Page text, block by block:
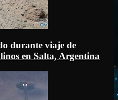
durante viaje de
en Salta, Argentina